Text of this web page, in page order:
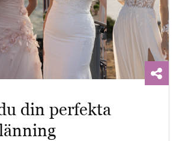
din perfekta